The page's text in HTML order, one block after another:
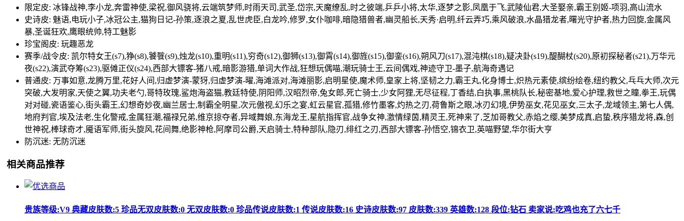
限定皮: 冰锋战神,李小龙,奔雷神使,梁祝,御风骁将,云端筑梦师,时雨天司,武圣,岱宗,天魔缭乱,时之彼端,乒乒小将,太华,逐梦之影,凤凰于飞,武陵仙君,大圣娶亲,霸王别姬-项羽,高山流水
史诗皮: 魅语,电玩小子,冰冠公主,猫狗日记-孙策,逐浪之夏,乱世虎臣,白龙吟,修罗,女仆咖啡,暗隐猎兽者,幽灵船长,天秀·启明,纤云弄巧,乘风破浪,水晶猎龙者,曙光守护者,热力回旋,金属风
暴,圣诞狂欢,鹰眼统帅,特工魅影
珍宝阁皮: 玩趣恶龙
赛季/战令皮: 凯尔特女王(s7),狰(s8),饕餮(s9),烛龙(s10),重明(s11),穷奇(s12),御狮(s13),御霄(s14),御旌(s15),御銮(s16),朔风刀(s17),混沌棋(s18),疑决卦(s19),醍醐杖(s20),原初探秘者(s21),万华元
夜(s22),演武夺筹(s23),驱傩正仪(s24),西部大镖客-猪八戒,暗影游猎,单词大作战,狂想玩偶喵,潮玩骑士王,云间偶戏,神迹守卫-墨子,航海奇遇记
普通皮: 万事如意,龙腾万里,花好人间,归虚梦演-蒙犽,归虚梦演-曜,海滩派对,海滩丽影,启明星使,魔术师,皇家上将,坚韧之力,霸王丸,化身博士,炽热元素使,缤纷绘卷,纽约教父,乓乓大师,次元
突破,大发明家,天使之翼,功夫老勺,哥特玫瑰,鲨炮海盗猫,教廷特使,阴阳师,汉昭烈帝,兔女郎,死亡骑士,少女阿狸,无尽征程,丁香结,白执事,黑桃队长,秘密基地,爱心护理,救世之瞳,拳王,玩偶
对对碰,瓷语鉴心,街头霸王,幻想奇妙夜,幽兰居士,制霸全明星,次元傲视,幻乐之宴,虹云星官,孤猎,修竹墨客,灼热之刃,荷鲁斯之眼,冰刃幻境,伊势巫女,花见巫女,三太子,龙域领主,第七人偶,
地府判官,埃及法老,生化警戒,金属狂潮,福禄兄弟,维京掠夺者,异域舞娘,东海龙王,星航指挥官,战争女神,激情绿茵,精灵王,死神来了,芝加哥教父,赤焰之缨,美梦成真,启蛰,秩序猎龙将,森,创
世神祝,棒球奇才,魇语军师,街头旋风,花间舞,绝影神枪,阿摩司公爵,天启骑士,特种部队,隐刃,绯红之刃,西部大镖客-孙悟空,锦衣卫,英喵野望,华尔街大亨
防沉迷: 无防沉迷
相关商品推荐
贵族等级:V9 典藏皮肤数:5 珍品无双皮肤数:0 无双皮肤数:0 珍品传说皮肤数:1 传说皮肤数:16 史诗皮肤数:97 皮肤数:339 英雄数:128 段位:钻石 卖家说:吃鸡也充了六七千